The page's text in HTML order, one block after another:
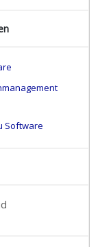
Software